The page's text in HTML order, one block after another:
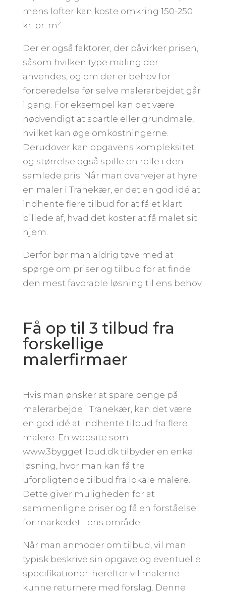
mens lofter kan koste omkring 150-250
kr. pr. m².
Der er også faktorer, der påvirker prisen,
såsom hvilken type maling der
anvendes, og om der er behov for
forberedelse før selve malerarbejdet går
i gang. For eksempel kan det være
nødvendigt at spartle eller grundmale,
hvilket kan øge omkostningerne.
Derudover kan opgavens kompleksitet
og størrelse også spille en rolle i den
samlede pris. Når man overvejer at hyre
en maler i Tranekær, er det en god idé at
indhente flere tilbud for at få et klart
billede af, hvad det koster at få malet sit
hjem.
Derfor bør man aldrig tøve med at
spørge om priser og tilbud for at finde
den mest favorable løsning til ens behov.
Få op til 3 tilbud fra
forskellige
malerfirmaer
Hvis man ønsker at spare penge på
malerarbejde i Tranekær, kan det være
en god idé at indhente tilbud fra flere
malere. En website som
www.3byggetilbud.dk tilbyder en enkel
løsning, hvor man kan få tre
uforpligtende tilbud fra lokale malere.
Dette giver muligheden for at
sammenligne priser og få en forståelse
for markedet i ens område.
Når man anmoder om tilbud, vil man
typisk beskrive sin opgave og eventuelle
specifikationer; herefter vil malerne
kunne returnere med forslag. Denne